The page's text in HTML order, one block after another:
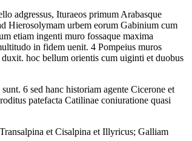
adgressus, Ituraeos primum Arabasque
Hierosolymam urbem eorum Gabinium cum
etiam ingenti muro fossaque maxima
in fidem uenit. 4 Pompeius muros
hoc bellum orientis cum uiginti et duobus
6 sed hanc historiam agente Cicerone et
patefacta Catilinae coniuratione quasi
et Cisalpina et Illyricus; Galliam